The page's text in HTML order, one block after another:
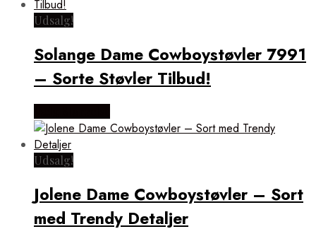
Udsalg!
Solange Dame Cowboystøvler 7991
– Sorte Støvler Tilbud!
Udsalg!
Jolene Dame Cowboystøvler – Sort
med Trendy Detaljer